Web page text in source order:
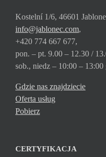
Kostelní 1/6, 46601
info@jablonec.com,
+420 774 667 677,
pon. – pt. 9.00 – 12.30 /
sob., niedz – 10:00 – 13:00
Gdzie nas znajdziecie
Oferta usług
Pobierz
CERTYFIKACJA